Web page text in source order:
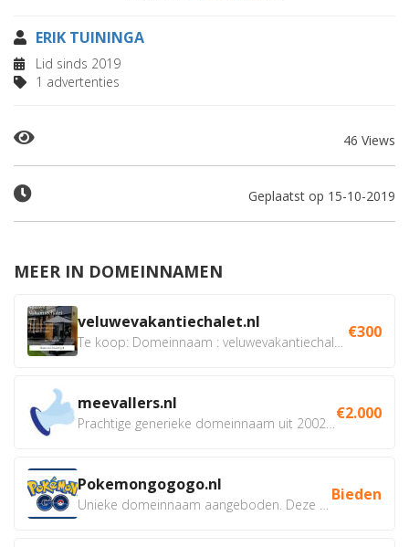
ERIK TUININGA
Lid sinds 2019
1 advertenties
46 Views
Geplaatst op 15-10-2019
MEER IN DOMEINNAMEN
veluwevakantiechalet.nl €300
meevallers.nl €2.000
Pokemongogogo.nl Bieden